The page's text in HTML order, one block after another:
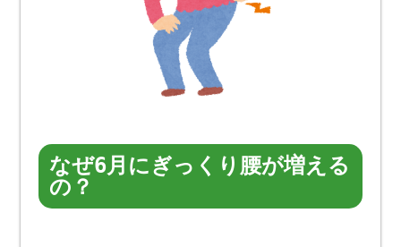
なぜ6月にぎっくり腰が増える
の？